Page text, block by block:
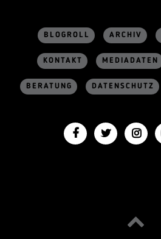
BLOGROLL ARCHIV
KONTAKT MEDIADATEN
BERATUNG DATENSCHUTZ